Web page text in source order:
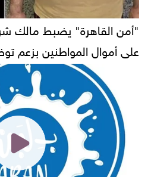
"أمن القاهرة" يضبط مالك
على أموال المواطنين بزعم